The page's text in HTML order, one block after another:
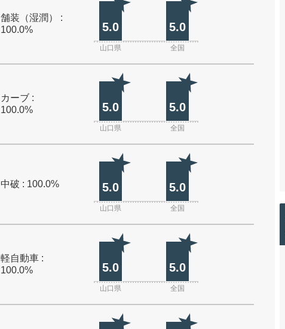
舗装（湿潤） :
100.0%
5.0 5.0
山口県 全国
カーブ :
100.0%
5.0 5.0
山口県 全国
中破 : 100.0% 5.0 5.0
山口県 全国
軽自動車 :
100.0%
5.0 5.0
山口県 全国